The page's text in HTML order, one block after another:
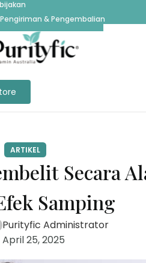
Pengiriman & Pengembalian
ARTIKEL
Secara
Samping
Purityfic Administrator
25, 2025